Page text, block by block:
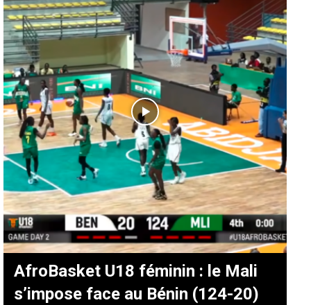
AfroBasket U18 féminin : le Mali
s’impose face au Bénin (124-20)